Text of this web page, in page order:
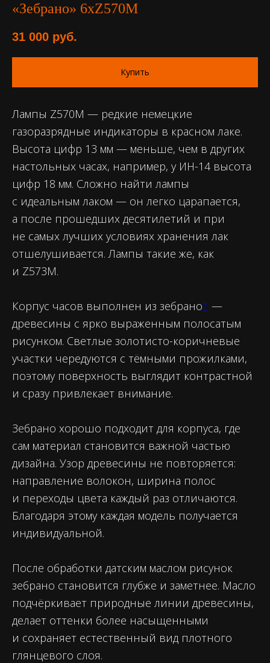
«Зебрано» 6хZ570M
31 000 руб.
Купить
Лампы Z570M — редкие немецкие
газоразрядные индикаторы в красном лаке.
Высота цифр 13 мм — меньше, чем в других
настольных часах, например, у ИН-14 высота
цифр 18 мм. Сложно найти лампы
с идеальным лаком — он легко царапается,
а после прошедших десятилетий и при
не самых лучших условиях хранения лак
отшелушивается. Лампы такие же, как
и Z573M.
Корпус часов выполнен из зебрано* —
древесины с ярко выраженным полосатым
рисунком. Светлые золотисто-коричневые
участки чередуются с тёмными прожилками,
поэтому поверхность выглядит контрастной
и сразу привлекает внимание.
Зебрано хорошо подходит для корпуса, где
сам материал становится важной частью
дизайна. Узор древесины не повторяется:
направление волокон, ширина полос
и переходы цвета каждый раз отличаются.
Благодаря этому каждая модель получается
индивидуальной.
После обработки датским маслом рисунок
зебрано становится глубже и заметнее. Масло
подчёркивает природные линии древесины,
делает оттенки более насыщенными
и сохраняет естественный вид плотного
глянцевого слоя.